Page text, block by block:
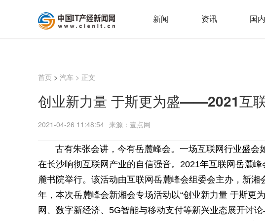
新闻 资讯 国内
首页 > 汽车 > 正文
创业新力量 于斯更为盛——2021互
2021-04-26 11:48:54 来源：壹点网
古有朱张会讲，今有岳麓峰会。一场互联网行业盛会
在长沙响彻互联网产业的自信强音。2021年互联网岳麓
麓书院举行。该活动由互联网岳麓峰会组委会主办，新湘
年，本次岳麓峰会新湘会专场活动以“创业新力量 于斯更
网、数字新经济、5G智能与移动支付等新兴业态展开讨